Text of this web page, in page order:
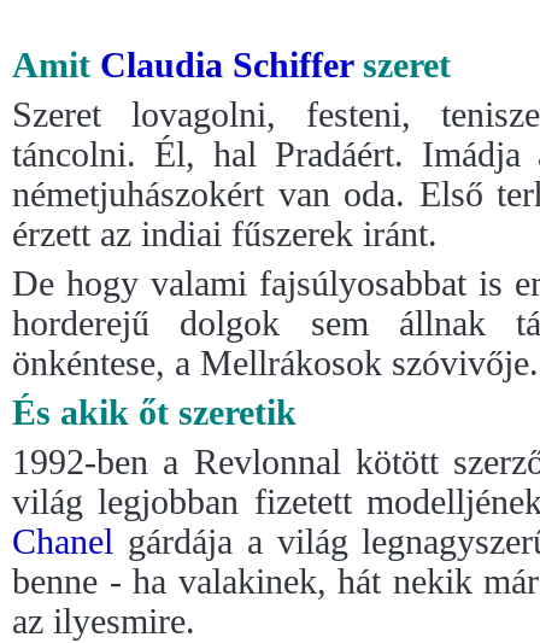
Amit Claudia Schifferszeret
Szeret lovagolni, festeni,
táncolni. Él, hal Pradáért. Imádja
németjuhászokért van oda. Első
érzett az indiai fűszerek iránt.
De hogy valami fajsúlyosabbat is
horderejű dolgok sem állnak
önkéntese, a Mellrákosok szóvivője.
És akik őt szeretik
1992-ben a Revlonnal kötött
világ legjobban fizetett
Chanel gárdája a világ
benne - ha valakinek, hát nekik
az ilyesmire.